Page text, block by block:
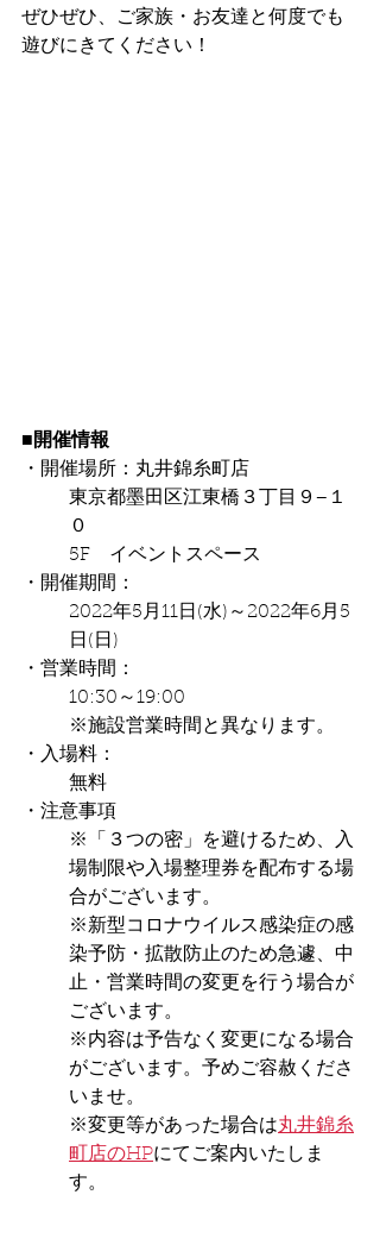
ぜひぜひ、ご家族・お友達と何度でも
遊びにきてください！
■開催情報
・開催場所：丸井錦糸町店
東京都墨田区江東橋３丁目９−１
０
5F　イベントスペース
・開催期間：
2022年5月11日(水)～2022年6月5
日(日)
・営業時間：
10:30～19:00
※施設営業時間と異なります。
・入場料：
無料
・注意事項
※「３つの密」を避けるため、入
場制限や入場整理券を配布する場
合がございます。
※新型コロナウイルス感染症の感
染予防・拡散防止のため急遽、中
止・営業時間の変更を行う場合が
ございます。
※内容は予告なく変更になる場合
がございます。予めご容赦くださ
いませ。
※変更等があった場合は丸井錦糸
町店のHPにてご案内いたしま
す。